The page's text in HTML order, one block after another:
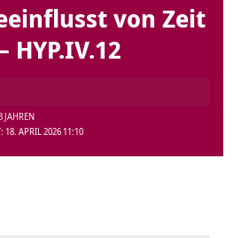
von Zeit
HYP.IV.12
18. APRIL 2026 11:10
JAHREN